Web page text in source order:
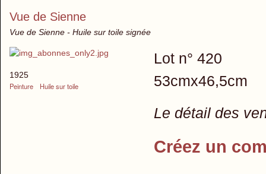
Vue de Sienne
Vue de Sienne - Huile sur toile signée
1925
Peinture
Huile sur toile
Lot n° 420
53cmx46,5cm
Le détail des
Créez un